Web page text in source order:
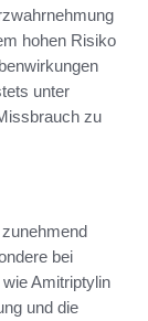
hohen Risiko
unter
zu
bei
Amitriptylin
und die